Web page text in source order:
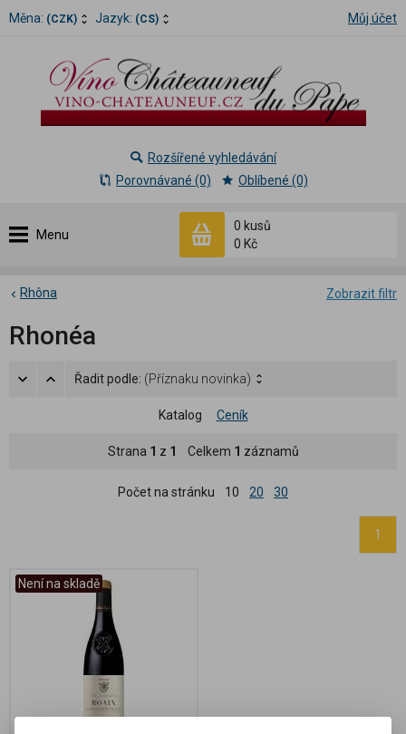
Měna: (CZK) Jazyk: (CS) Můj účet
Menu
0 kusů
0 Kč
Rozšířené vyhledávání
Porovnávané (0)
Oblíbené (0)
Zobrazit filtr
Rhôna
Rhonéa
Řadit podle: (Příznaku novinka)
Katalog Ceník
Strana 1 z 1 Celkem 1 záznamů
Počet na stránku 10 20 30
1
Není na skladě